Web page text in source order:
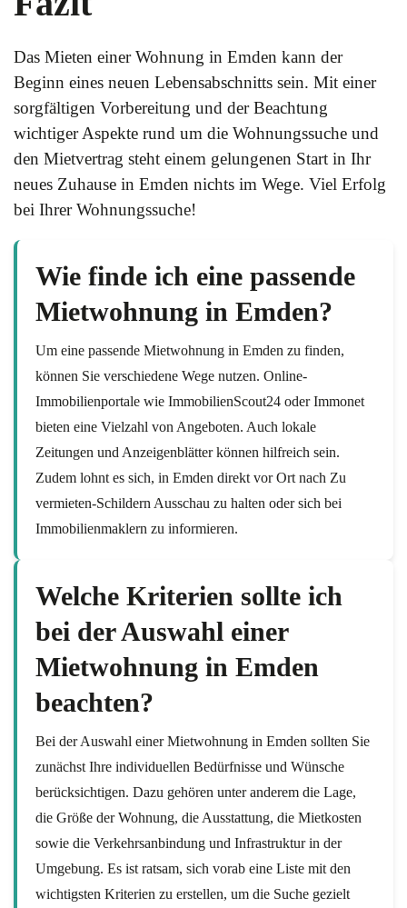
Das Mieten einer Wohnung in Emden kann der
Beginn eines neuen Lebensabschnitts sein. Mit einer
sorgfältigen Vorbereitung und der Beachtung
wichtiger Aspekte rund um die Wohnungssuche und
den Mietvertrag steht einem gelungenen Start in Ihr
neues Zuhause in Emden nichts im Wege. Viel Erfolg
bei Ihrer Wohnungssuche!
Wie finde ich eine passende
Mietwohnung in Emden?
Um eine passende Mietwohnung in Emden zu finden,
können Sie verschiedene Wege nutzen. Online-
Immobilienportale wie ImmobilienScout24 oder Immonet
bieten eine Vielzahl von Angeboten. Auch lokale
Zeitungen und Anzeigenblätter können hilfreich sein.
Zudem lohnt es sich, in Emden direkt vor Ort nach Zu
vermieten-Schildern Ausschau zu halten oder sich bei
Immobilienmaklern zu informieren.
Welche Kriterien sollte ich
bei der Auswahl einer
Mietwohnung in Emden
beachten?
Bei der Auswahl einer Mietwohnung in Emden sollten Sie
zunächst Ihre individuellen Bedürfnisse und Wünsche
berücksichtigen. Dazu gehören unter anderem die Lage,
die Größe der Wohnung, die Ausstattung, die Mietkosten
sowie die Verkehrsanbindung und Infrastruktur in der
Umgebung. Es ist ratsam, sich vorab eine Liste mit den
wichtigsten Kriterien zu erstellen, um die Suche gezielt